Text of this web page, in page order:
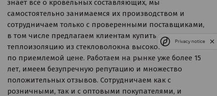
знает все о кровельных составляющих, мы
самостоятельно занимаемся их производством и
сотрудничаем только с проверенными поставщиками,
в том числе предлагаем клиентам купить
теплоизоляцию из стекловолокна высокого качества
по приемлемой цене. Работаем на рынке уже более 15
лет, имеем безупречную репутацию и множество
положительных отзывов. Сотрудничаем как с
розничными, так и с оптовыми покупателями, и
Privacy notice